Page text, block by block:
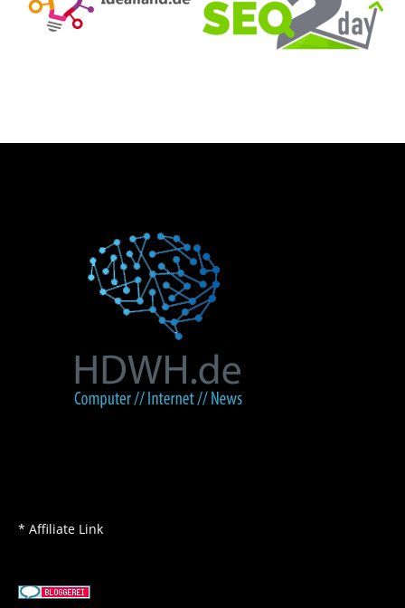
* Affiliate Link